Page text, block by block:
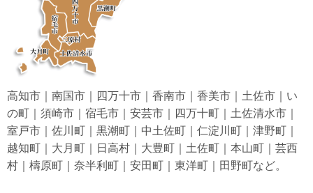
高知市｜南国市｜四万十市｜香南市｜香美市｜土佐市｜い
の町｜須崎市｜宿毛市｜安芸市｜四万十町｜土佐清水市｜
室戸市｜佐川町｜黒潮町｜中土佐町｜仁淀川町｜津野町｜
越知町｜大月町｜日高村｜大豊町｜土佐町｜本山町｜芸西
村｜檮原町｜奈半利町｜安田町｜東洋町｜田野町など。